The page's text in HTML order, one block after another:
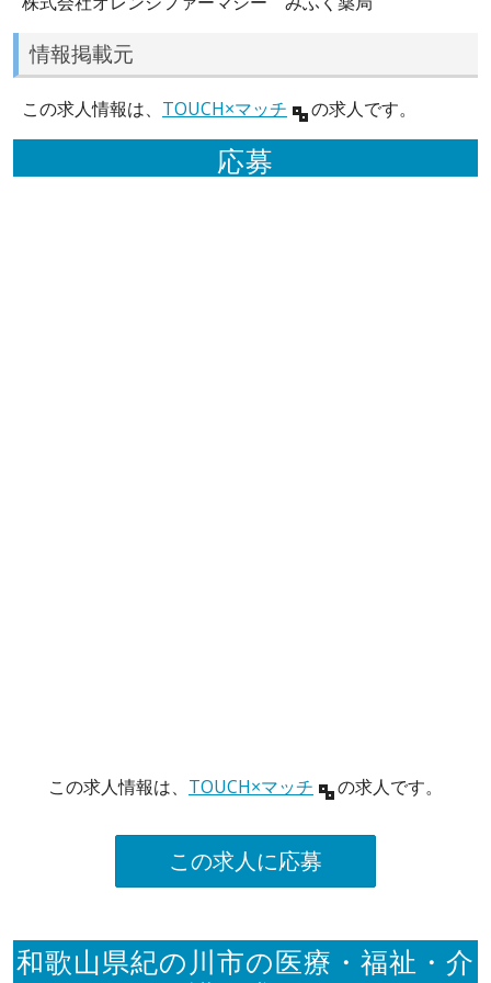
情報掲載元
この求人情報は、 TOUCH×マッチ の求人です。
応募
この求人情報は、 TOUCH×マッチ の求人です。
この求人に応募
和歌山県紀の川市の医療・福祉・介